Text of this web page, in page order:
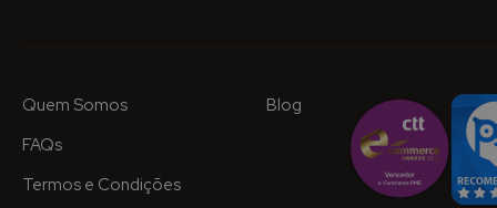
Quem Somos
FAQs
Termos e Condições
Blog